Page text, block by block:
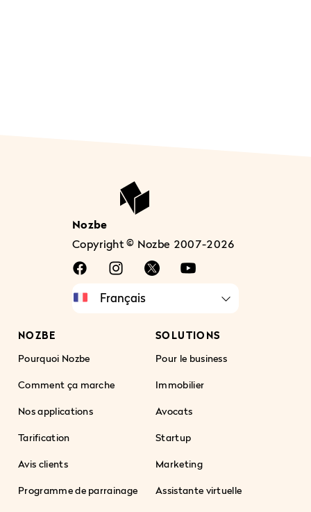
Nozbe
Copyright © Nozbe 2007-2026
NOZBE
Pourquoi Nozbe
Comment ça marche
Nos applications
Tarification
Avis clients
Programme de parrainage
SOLUTIONS
Pour le business
Immobilier
Avocats
Startup
Marketing
Assistante virtuelle